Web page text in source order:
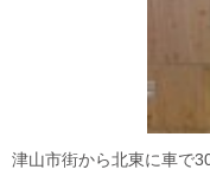
津山市街から北東に車で